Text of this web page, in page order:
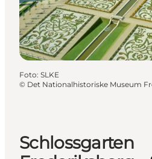
Foto: SLKE
© Det Nationalhistoriske Museum
Schlossgarten